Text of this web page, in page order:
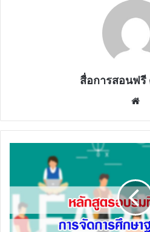
สื่อการสอนฟ
ครู
รู้!!
การ